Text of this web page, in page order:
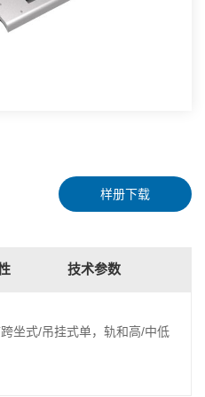
样册下载
技术参数
坐式/吊挂式单，轨和高/中低